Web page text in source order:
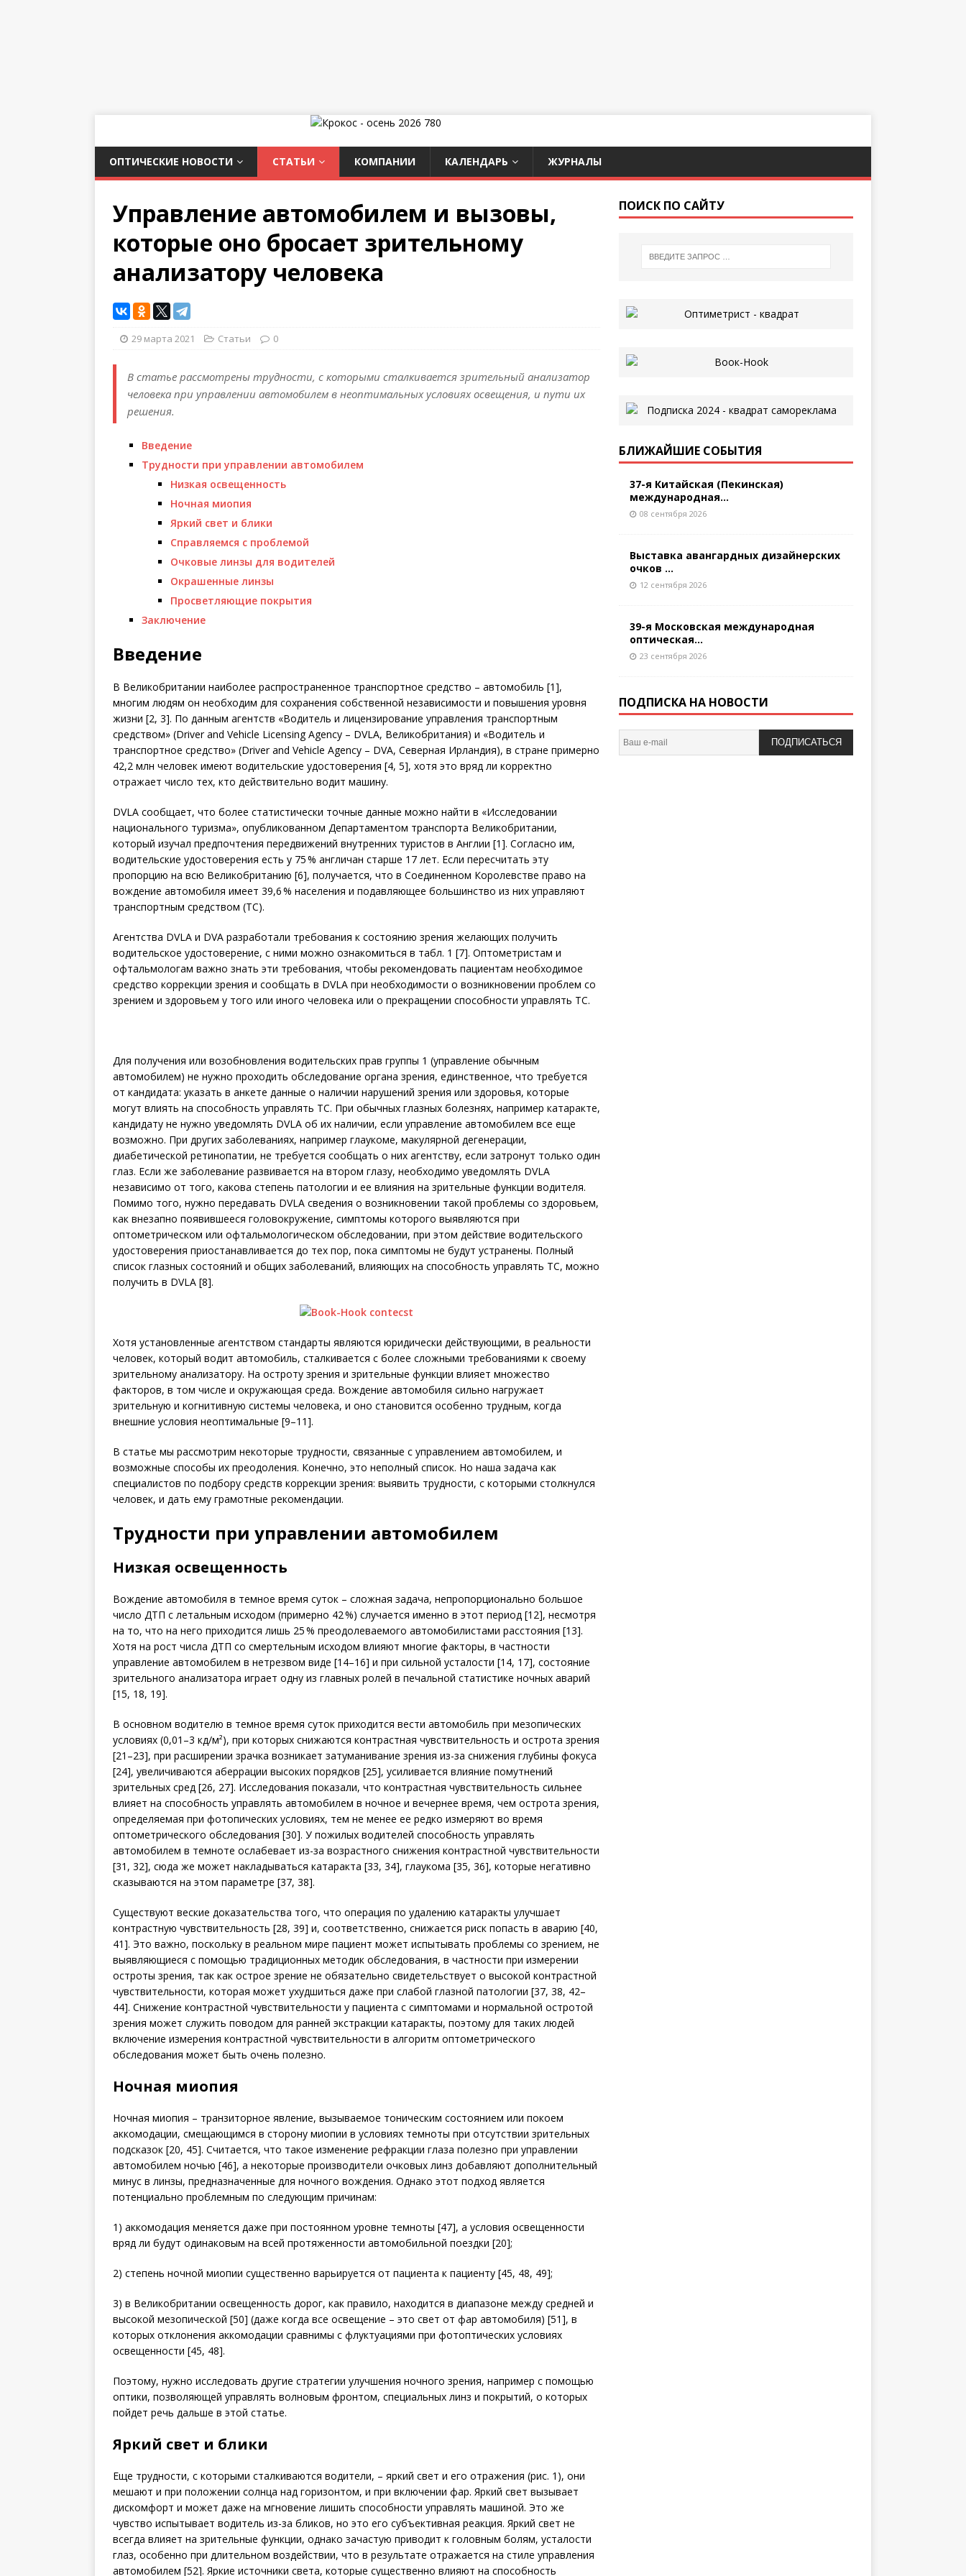
ОПТИЧЕСКИЕ НОВОСТИ СТАТЬИ КОМПАНИИ КАЛЕНДАРЬ ЖУРНАЛЫ
Управление автомобилем и вызовы,
которые оно бросает зрительному
анализатору человека
29 марта 2021 Статьи 0
В статье рассмотрены трудности, с которыми сталкивается зрительный анализатор
человека при управлении автомобилем в неоптимальных условиях освещения, и пути их
решения.
Введение
Трудности при управлении автомобилем
Низкая освещенность
Ночная миопия
Яркий свет и блики
Справляемся с проблемой
Очковые линзы для водителей
Окрашенные линзы
Просветляющие покрытия
Заключение
Введение
В Великобритании наиболее распространенное транспортное средство – автомобиль [1],
многим людям он необходим для сохранения собственной независимости и повышения уровня
жизни [2, 3]. По данным агентств «Водитель и лицензирование управления транспортным
средством» (Driver and Vehicle Licensing Agency – DVLA, Великобритания) и «Водитель и
транспортное средство» (Driver and Vehicle Agency – DVA, Северная Ирландия), в стране примерно
42,2 млн человек имеют водительские удостоверения [4, 5], хотя это вряд ли корректно
отражает число тех, кто действительно водит машину.
DVLA сообщает, что более статистически точные данные можно найти в «Исследовании
национального туризма», опуб­ликованном Департаментом транс­порта Великобритании,
который изучал предпочтения передвижений внутренних туристов в Англии [1]. Согласно им,
водительские удостоверения есть у 75 % англичан старше 17 лет. Если пересчитать эту
пропорцию на всю Великобританию [6], получается, что в Соединенном Королевстве право на
вождение автомобиля имеет 39,6 % населения и подавляющее большинство из них управляют
транспортным средством (ТС).
Агентства DVLA и DVA разработали требования к состоянию зрения желающих получить
водительское удостоверение, с ними можно ознакомиться в табл. 1 [7]. Оптометристам и
офтальмологам важно знать эти требования, чтобы рекомендовать пациентам необходимое
средство коррекции зрения и сообщать в DVLA при необходимости о возникновении проблем со
зрением и здоровьем у того или иного человека или о прекращении способности управлять ТС.
Для получения или возобновления водительских прав группы 1 (управление обычным
автомобилем) не нужно проходить обследование органа зрения, единственное, что требуется
от кандидата: указать в анкете данные о наличии нарушений зрения или здоровья, которые
могут влиять на способность управлять ТС. При обычных глазных болезнях, например катаракте,
кандидату не нужно уведомлять DVLA об их наличии, если управление автомобилем все еще
возможно. При других заболеваниях, например глаукоме, макулярной дегенерации,
диабетической ретинопатии, не требуется сообщать о них агентству, если затронут только один
глаз. Если же заболевание развивается на втором глазу, необходимо уведомлять DVLA
независимо от того, какова степень патологии и ее влияния на зрительные функции водителя.
Помимо того, нужно передавать DVLA сведения о возникновении такой проблемы со здоровьем,
как внезапно появившееся головокружение, симптомы которого выявляются при
оптометрическом или офтальмологическом обследовании, при этом действие водительского
удостоверения приостанавливается до тех пор, пока симптомы не будут устранены. Полный
список глазных состояний и общих заболеваний, влияющих на способность управлять ТС, можно
получить в DVLA [8].
Хотя установленные агентством стандарты являются юридически действующими, в реальности
человек, который водит автомобиль, сталкивается с более сложными требованиями к своему
зрительному анализатору. На остроту зрения и зрительные функции влияет множество
факторов, в том числе и окружающая среда. Вождение автомобиля сильно нагружает
зрительную и когнитивную сис­темы человека, и оно становится особенно трудным, когда
внешние условия неоптимальные [9–11].
В статье мы рассмотрим некоторые трудности, связанные с управлением автомобилем, и
возможные способы их преодоления. Конечно, это неполный список. Но наша задача как
специалистов по подбору средств коррекции зрения: выявить трудности, с которыми столкнулся
человек, и дать ему грамотные рекомендации.
Трудности при управлении автомобилем
Низкая освещенность
Вождение автомобиля в темное время суток – сложная задача, непропорционально большое
число ДТП с летальным исходом (примерно 42 %) случается именно в этот период [12], несмотря
на то, что на него приходится лишь 25 % преодолеваемого автомобилистами расстояния [13].
Хотя на рост числа ДТП со смертельным исходом влияют многие факторы, в частности
управление автомобилем в нетрезвом виде [14–16] и при сильной усталости [14, 17], состояние
зрительного анализатора играет одну из главных ролей в печальной статистике ночных аварий
[15, 18, 19].
В основном водителю в темное время суток приходится вести автомобиль при мезопических
условиях (0,01–3 кд/м²), при которых снижаются контрастная чувствительность и острота зрения
[21–23], при расширении зрачка возникает затуманивание зрения из-за снижения глубины фокуса
[24], увеличиваются аберрации высоких порядков [25], усиливается влияние помутнений
зрительных сред [26, 27]. Исследования показали, что контрастная чувствительность сильнее
влияет на способность управлять автомобилем в ночное и вечернее время, чем острота зрения,
определяемая при фотопических условиях, тем не менее ее редко измеряют во время
оптометрического обследования [30]. У пожилых водителей способность управлять
автомобилем в темноте ослабевает из-за возрастного снижения контрастной чувствительности
[31, 32], сюда же может накладываться катаракта [33, 34], глаукома [35, 36], которые негативно
сказываются на этом параметре [37, 38].
Существуют веские доказательства того, что операция по удалению катаракты улучшает
контрастную чувствительность [28, 39] и, соответственно, снижается риск попасть в аварию [40,
41]. Это важно, поскольку в реальном мире пациент может испытывать проблемы со зрением, не
выявляющиеся с помощью традиционных методик обследования, в частности при измерении
остроты зрения, так как острое зрение не обязательно свидетельствует о высокой контрастной
чувствительности, которая может ухудшиться даже при слабой глазной патологии [37, 38, 42–
44]. Снижение контрастной чувствительности у пациента с симптомами и нормальной остротой
зрения может служить поводом для ранней экстракции катаракты, поэтому для таких людей
включение измерения контрастной чувствительности в алгоритм оптометрического
обследования может быть очень полезно.
Ночная миопия
Ночная миопия – транзиторное явление, вызываемое тоническим состоянием или покоем
аккомодации, смещающимся в сторону миопии в условиях темноты при отсутствии зрительных
подсказок [20, 45]. Считается, что такое изменение рефракции глаза полезно при управлении
автомобилем ночью [46], а некоторые производители очковых линз добавляют дополнительный
минус в линзы, предназначенные для ночного вождения. Однако этот подход является
потенциально проблемным по следующим причинам:
1) аккомодация меняется даже при постоянном уровне темноты [47], а условия освещенности
вряд ли будут одинаковым на всей протяженности автомобильной поездки [20];
2) степень ночной миопии существенно варьируется от пациента к пациенту [45, 48, 49];
3) в Великобритании освещенность дорог, как правило, находится в диапазоне между средней и
высокой мезопической [50] (даже когда все освещение – это свет от фар автомобиля) [51], в
которых отклонения аккомодации сравнимы с флуктуациями при фотоптических условиях
освещенности [45, 48].
Поэтому, нужно исследовать другие стратегии улучшения ночного зрения, например с помощью
оптики, позволяющей управлять волновым фронтом, специальных линз и покрытий, о которых
пойдет речь дальше в этой статье.
Яркий свет и блики
Еще трудности, с которыми сталкиваются водители, – яркий свет и его отражения (рис. 1), они
мешают и при положении солн­ца над горизонтом, и при включении фар. Яркий свет вызывает
дискомфорт и может даже на мгновение лишить способности управлять машиной. Это же
чувство испытывает водитель из-за бликов, но это его субъективная реакция. Яркий свет не
всегда влияет на зрительные функции, однако зачастую приводит к головным болям, усталости
глаз, особенно при длительном воздействии, что в результате отражается на стиле управления
автомобилем [52]. Яркие источники света, которые существенно влияют на способность
ПОИСК ПО САЙТУ
БЛИЖАЙШИЕ СОБЫТИЯ
37-я Китайская (Пекинская)
международная...
08 сентября 2026
Выставка авангардных дизайнерских
очков ...
12 сентября 2026
39-я Московская международная
оптическая...
23 сентября 2026
ПОДПИСКА НА НОВОСТИ
ПОДПИСАТЬСЯ